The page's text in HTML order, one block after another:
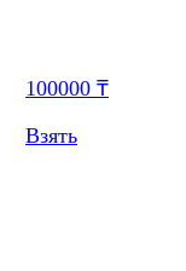
100000 ₸
Взять